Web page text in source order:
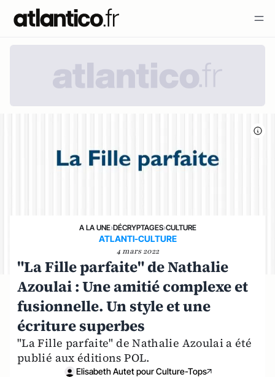
A LA UNE›DÉCRYPTAGES›CULTURE
ATLANTI-CULTURE
4 mars 2022
"La Fille parfaite" de Nathalie
Azoulai : Une amitié complexe et
fusionnelle. Un style et une
écriture superbes
"La Fille parfaite" de Nathalie Azoulai a été
publié aux éditions POL.
Elisabeth Autet pour Culture-Tops